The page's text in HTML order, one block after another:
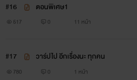
สูง185 หนัก70
หมออายุรกรรม บ้านรวย รั
ชอบรัน ตั้งแต่แรกเห็น
#16 ตอนพิเศษ1
517 0 11 หน้า
#17 วาร์ปไป อีกเรื่องนะ ทุกคน
780 0 1 หน้า